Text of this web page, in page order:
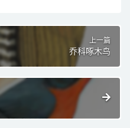
上一篇
乔科啄木鸟